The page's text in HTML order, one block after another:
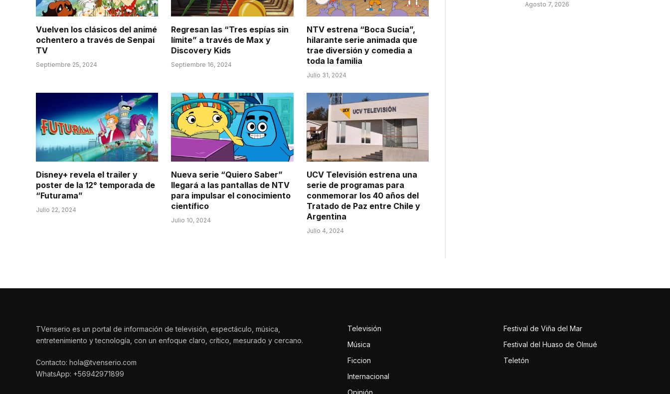
Vuelven los clásicos del animé
ochentero a través de Senpai
TV
Septiembre 25, 2024
Regresan las “Tres espías sin
límite” a través de Max y
Discovery Kids
Septiembre 16, 2024
NTV estrena “Boca Sucia”,
hilarante serie animada que
trae diversión y comedia a
toda la familia
Julio 31, 2024
Disney+ revela el trailer y
poster de la 12° temporada de
“Futurama”
Julio 22, 2024
Nueva serie “Quiero Saber”
llegará a las pantallas de NTV
para impulsar el conocimiento
científico
Julio 10, 2024
UCV Televisión estrena una
serie de programas para
conmemorar los 40 años del
Tratado de Paz entre Chile y
Argentina
Julio 4, 2024
Agosto 7, 2026
TVenserio es un portal de información de televisión, espectáculo, música,
entretenimiento y tecnología, con un enfoque claro, crítico, mesurado y cercano.
Contacto: hola@tvenserio.com
WhatsApp: +56942971899
Televisión
Música
Ficcion
Internacional
Festival de Viña del Mar
Festival del Huaso de Olmué
Teletón